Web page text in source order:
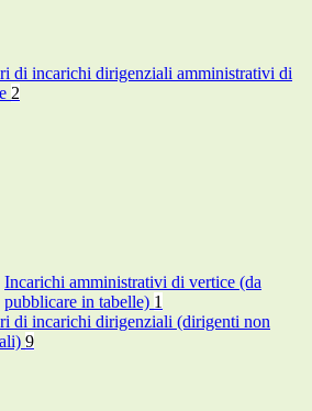
di incarichi dirigenziali amministrativi di
2
Incarichi amministrativi di vertice (da
pubblicare in tabelle) 1
di incarichi dirigenziali (dirigenti non
9